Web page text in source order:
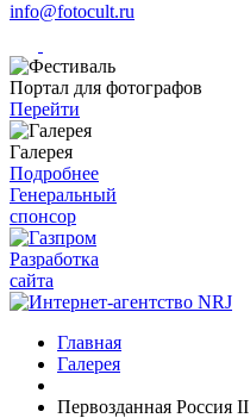
info@fotocult.ru
Портал для фотографов
Перейти
Галерея
Подробнее
Генеральный
спонсор
Разработка
сайта
Главная
Галерея
Первозданная Россия II